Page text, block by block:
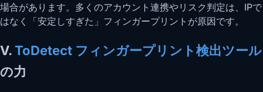
場合があります。多くのアカウント連携やリスク判定は、IPで
はなく「安定しすぎた」フィンガープリントが原因です。
V.ToDetect フィンガープリント検出ツール
の力